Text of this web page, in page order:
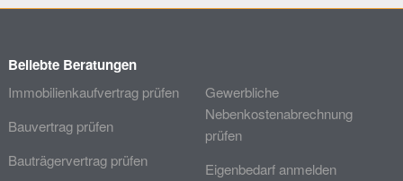
Beliebte Beratungen
Immobilienkaufvertrag prüfen
Bauvertrag prüfen
Bauträgervertrag prüfen
Gewerbliche
Nebenkostenabrechnung
prüfen
Eigenbedarf anmelden